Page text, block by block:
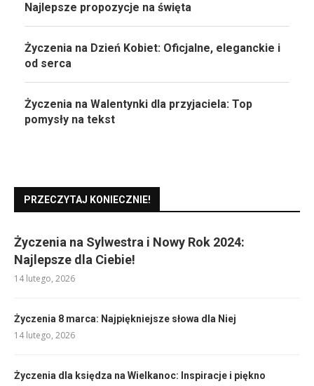
Najlepsze propozycje na święta
Życzenia na Dzień Kobiet: Oficjalne, eleganckie i
od serca
Życzenia na Walentynki dla przyjaciela: Top
pomysły na tekst
PRZECZYTAJ KONIECZNIE!
Życzenia na Sylwestra i Nowy Rok 2024:
Najlepsze dla Ciebie!
14 lutego, 2026
Życzenia 8 marca: Najpiękniejsze słowa dla Niej
14 lutego, 2026
Życzenia dla księdza na Wielkanoc: Inspiracje i piękno